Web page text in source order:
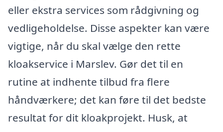
eller ekstra services som rådgivning og
vedligeholdelse. Disse aspekter kan være
vigtige, når du skal vælge den rette
kloakservice i Marslev. Gør det til en
rutine at indhente tilbud fra flere
håndværkere; det kan føre til det bedste
resultat for dit kloakprojekt. Husk, at